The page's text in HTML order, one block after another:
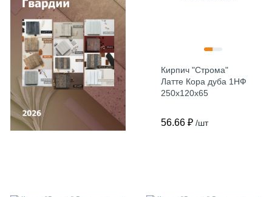
Кирпич "Строма"
Латте Кора дуба 1НФ
250х120х65
56.66 ₽ /шт